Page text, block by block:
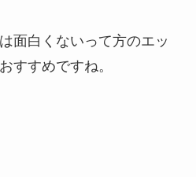
面白くないって方のエッ
すすめですね。